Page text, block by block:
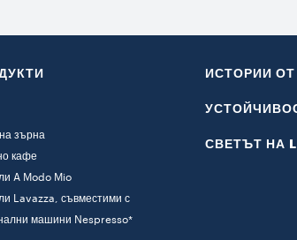
зърна
кафе
A Modo Mio
Lavazza, съвместими с
машини Nespresso*
ИСТОРИИ ОТ
СВЕТЪТ НА